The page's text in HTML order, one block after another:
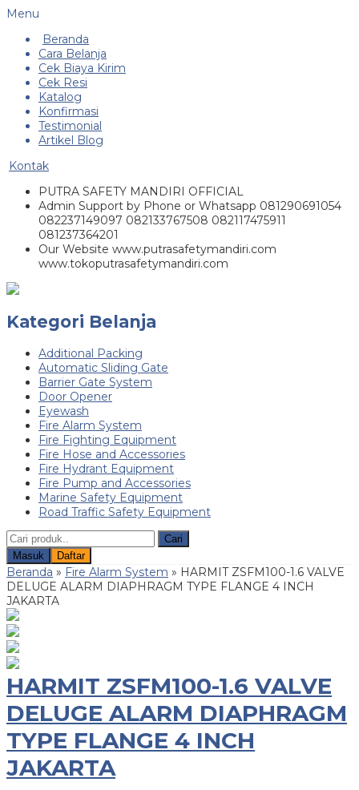
Menu
Beranda
Cara Belanja
Cek Biaya Kirim
Cek Resi
Katalog
Konfirmasi
Testimonial
Artikel Blog
Kontak
PUTRA SAFETY MANDIRI OFFICIAL
Admin Support by Phone or Whatsapp 081290691054
082237149097 082133767508 082117475911
081237364201
Our Website www.putrasafetymandiri.com
www.tokoputrasafetymandiri.com
Kategori Belanja
Additional Packing
Automatic Sliding Gate
Barrier Gate System
Door Opener
Eyewash
Fire Alarm System
Fire Fighting Equipment
Fire Hose and Accessories
Fire Hydrant Equipment
Fire Pump and Accessories
Marine Safety Equipment
Road Traffic Safety Equipment
Cari
Masuk
Daftar
Beranda » Fire Alarm System » HARMIT ZSFM100-1.6 VALVE
DELUGE ALARM DIAPHRAGM TYPE FLANGE 4 INCH
JAKARTA
HARMIT ZSFM100-1.6 VALVE
DELUGE ALARM DIAPHRAGM
TYPE FLANGE 4 INCH
JAKARTA